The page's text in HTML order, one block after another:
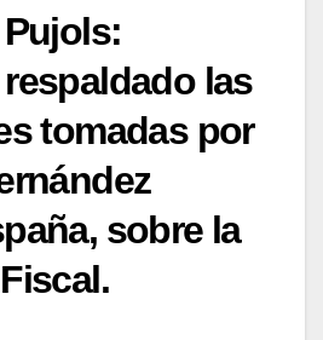
las
tomadas por
sobre la